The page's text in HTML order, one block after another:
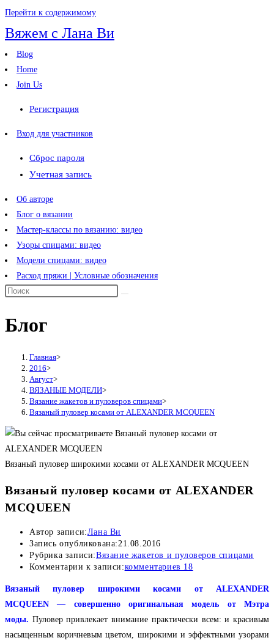
Перейти к содержимому
Вяжем с Лана Ви
Blog
Home
Join Us
Регистрация
Вход для участников
Сброс пароля
Учетная запись
Об авторе
Блог о вязании
Мастер-классы по вязанию: видео
Узоры спицами: видео
Модели спицами: видео
Расход пряжи | Условные обозначения
Блог
Главная>
2016>
Август>
ВЯЗАНЫЕ МОДЕЛИ>
Вязание жакетов и пуловеров спицами>
Вязаный пуловер косами от ALEXANDER MCQUEEN
Вязаный пуловер широкими косами от ALEXANDER MCQUEEN
Вязаный пуловер косами от ALEXANDER
MCQUEEN
Автор записи:Лана Ви
Запись опубликована:21.08.2016
Рубрика записи:Вязание жакетов и пуловеров спицами
Комментарии к записи:комментариев 18
Вязаный пуловер широкими косами от ALEXANDER
MCQUEEN — совершенно оригинальная модель от Мэтра
моды. Пуловер привлекает внимание практически всем: и красивым
насыщенным коричневым цветом, широкими и эффектными узорами